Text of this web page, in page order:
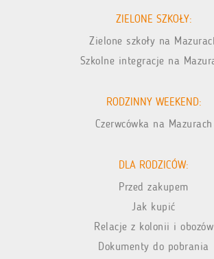
ZIELONE SZKOŁY:
Zielone szkoły na
Szkolne integracje na
RODZINNY WEEKEND:
Czerwcówka na Mazurach
DLA RODZICÓW:
Przed zakupem
Jak kupić
Relacje z kolonii i obozów
Dokumenty do pobrania